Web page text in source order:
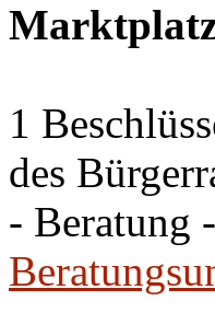
1
des
- Beratung -